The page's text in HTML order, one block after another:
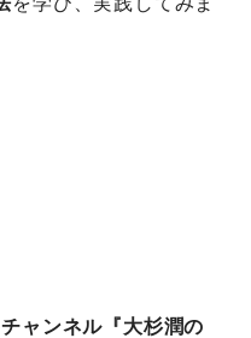
ャンネル『大杉潤の